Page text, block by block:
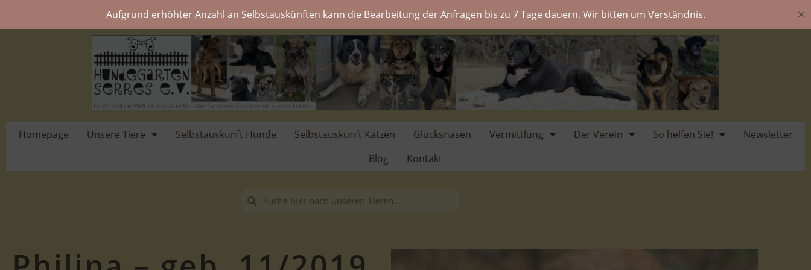
Aufgrund erhöhter Anzahl an Selbstauskünften kann die Bearbeitung der Anfragen bis zu 7 Tage dauern. Wir bitten um Verständnis. ✕
Homepage Unsere Tiere Selbstauskunft Hunde Selbstauskunft Katzen Glücksnasen Vermittlung Der Verein So helfen Sie!
Newsletter
Blog
Kontakt